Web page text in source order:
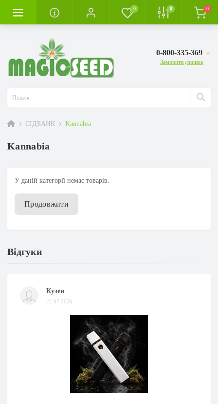
0 0 0
0-800-335-369
Замовити дзвінок
СІДБАНК Kannabia
Kannabia
У даній категорії немає товарів.
Продовжити
Відгуки
Кузен
22.07.2026